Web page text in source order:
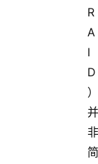
R
A
I
D
）
并
非
简